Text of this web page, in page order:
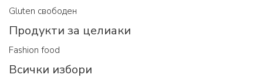
Gluten свободен
Продукти за целиаки
Fashion food
Всички избори